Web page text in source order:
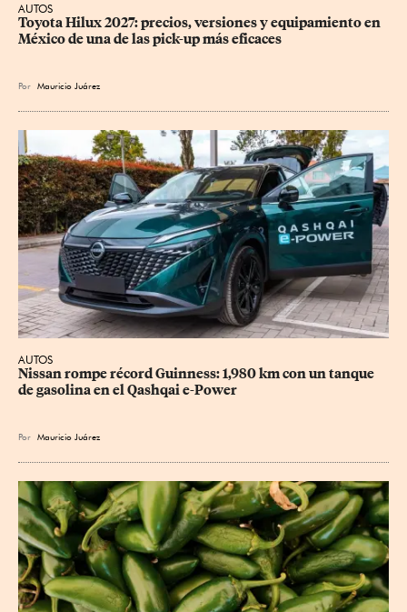
AUTOS
Toyota Hilux 2027: precios, versiones y equipamiento en
México de una de las pick-up más eficaces
Por Mauricio Juárez
AUTOS
Nissan rompe récord Guinness: 1,980 km con un tanque
de gasolina en el Qashqai e-Power
Por Mauricio Juárez